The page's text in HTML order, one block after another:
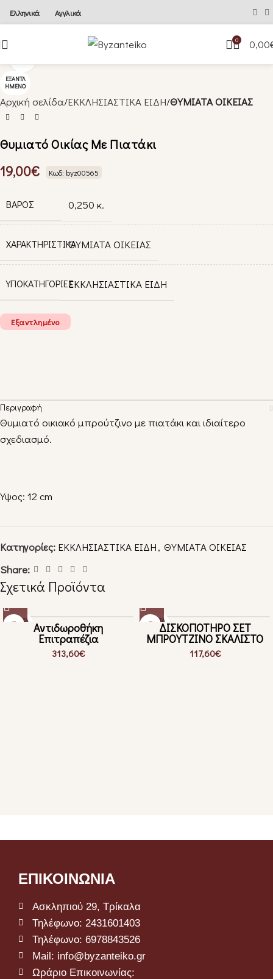
Ελληνικά Αγγλικά
0 0,00
ΕΞΑΝΤΛ
ΗΜΈΝΟ
Αρχική σελίδα ΕΚΚΛΗΣΙΑΣΤΙΚΑ ΕΙΔΗ ΘΥΜΙΑΤΑ ΟΙΚΕΙΑΣ
Θυμιατό Οικίας Με Πιατάκι
19,00€ Κωδ: byz00565
ΒΆΡΟΣ 0,250 κ.
ΧΑΡΑΚΤΗΡΙΣΤΙΚΑΘΥΜΙΑΤΑ ΟΙΚΕΙΑΣ
ΥΠΟΚΑΤΗΓΟΡΙΕΣΕΚΚΛΗΣΙΑΣΤΙΚΑ ΕΙΔΗ
Εξαντλημένο
Περιγραφή
Θυμιατό οικιακό μπρούτζινο με πιατάκι και ιδιαίτερο
σχεδιασμό.
Ύψος: 12 cm
Κατηγορίες: ΕΚΚΛΗΣΙΑΣΤΙΚΑ ΕΙΔΗ, ΘΥΜΙΑΤΑ ΟΙΚΕΙΑΣ
Share:
Σχετικά Προϊόντα
ΕΞΑΝΤΛ
Αντιδωροθήκη
Επιτραπέζια
313,60€
ΕΞΑΝΤΛ
ΗΜΈΝΟΔΙΣΚΟΠΟΤΗΡΟ ΣΕΤ
ΜΠΡΟΥΤΖΙΝΟ ΣΚΑΛΙΣΤΟ
117,60€
ΕΠΙΚΟΙΝΩΝΙΑ
Ασκληπιού 29, Τρίκαλα
Τηλέφωνο: 2431601403
Τηλέφωνο: 6978843526
Mail: info@byzanteiko.gr
Ωράριο Επικοινωνίας: